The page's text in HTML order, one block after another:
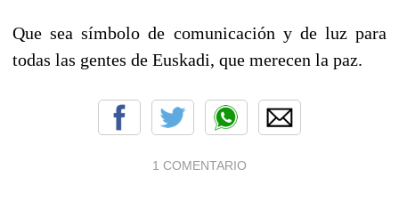
Que sea símbolo de comunicación y de luz para
todas las gentes de Euskadi, que merecen la paz.
1 COMENTARIO